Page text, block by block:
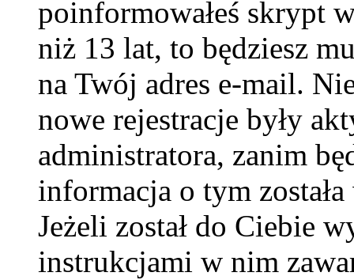
poinformowałeś skrypt
niż 13 lat, to będziesz
na Twój adres e-mail.
nowe rejestracje były
administratora, zanim
informacja o tym
Jeżeli został do Ciebie
instrukcjami w nim